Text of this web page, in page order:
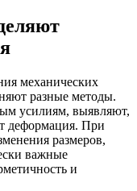
механических
разные методы.
усилиям, выявляют,
деформация. При
размеров,
важные
и